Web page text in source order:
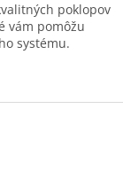
poklopov
vám pomôžu
systému.